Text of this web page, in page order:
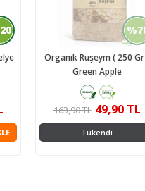
Organik Ruşeym ( 250
Green Apple
49,90 TL
163,90 TL
Tükendi